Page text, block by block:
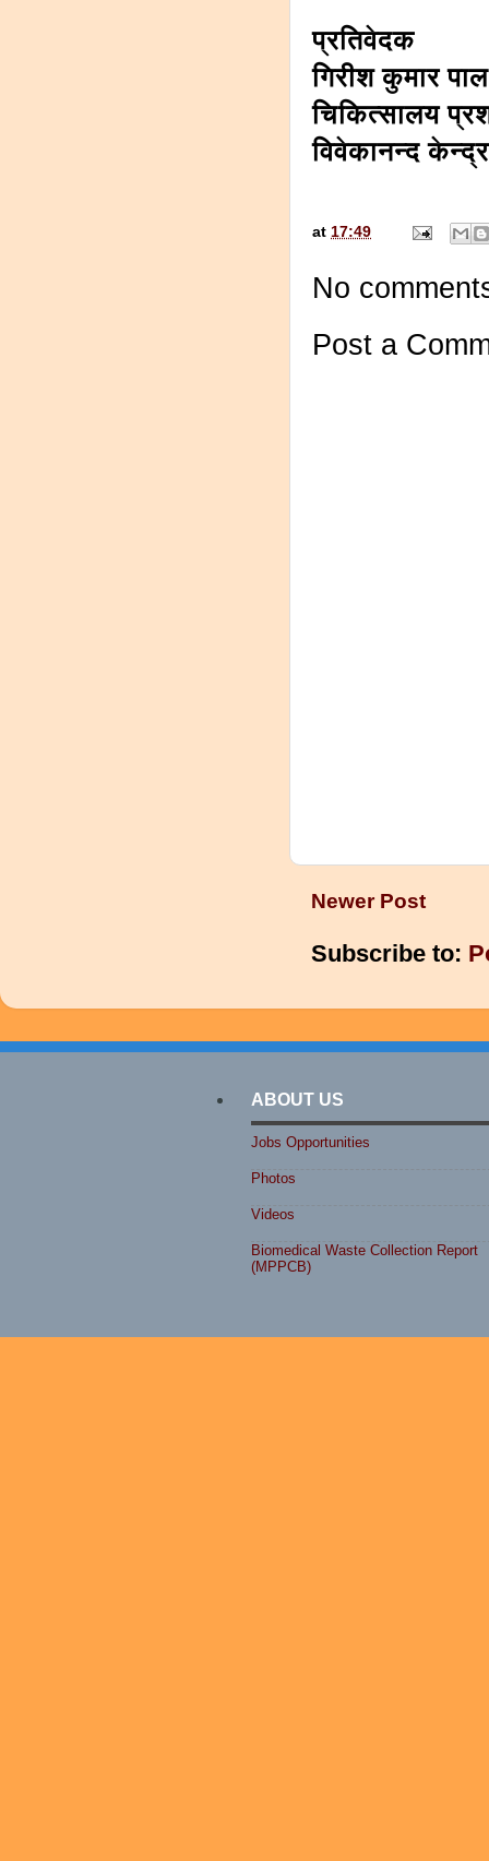
प्रतिवेदक
गिरीश कुमार
चिकित्सालय
विवेकानन्द
at 17:49
No
Post a
Newer Post
Subscribe to:
ABOUT US
Jobs Opportunities
Photos
Videos
Biomedical Waste Collection Report
(MPPCB)